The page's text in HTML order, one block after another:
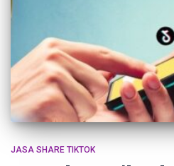
JASA SHARE TIKTOK